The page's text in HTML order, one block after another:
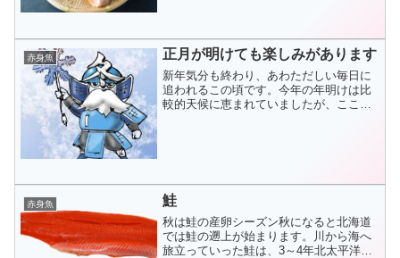
は紅鮭、時鮭、秋鮭、トラ...
赤身魚 正月が明けても楽しみがあります
新年気分も終わり、あわただしい毎日に
追われるこの頃です。今年の年明けは比
較的天候に恵まれていましたが、ここに
赤身魚 鮭
秋は鮭の産卵シーズン秋になると北海道
では鮭の遡上が始まります。川から海へ
旅立っていった鮭は、3～4年北太平洋を